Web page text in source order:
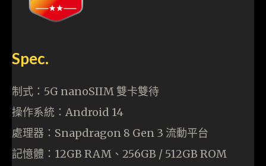
Spec.
制式：5G nanoSIIM 雙卡雙待
操作系統：Android 14
處理器：Snapdragon 8 Gen 3 流動平台
記憶體：12GB RAM、256GB / 512GB ROM